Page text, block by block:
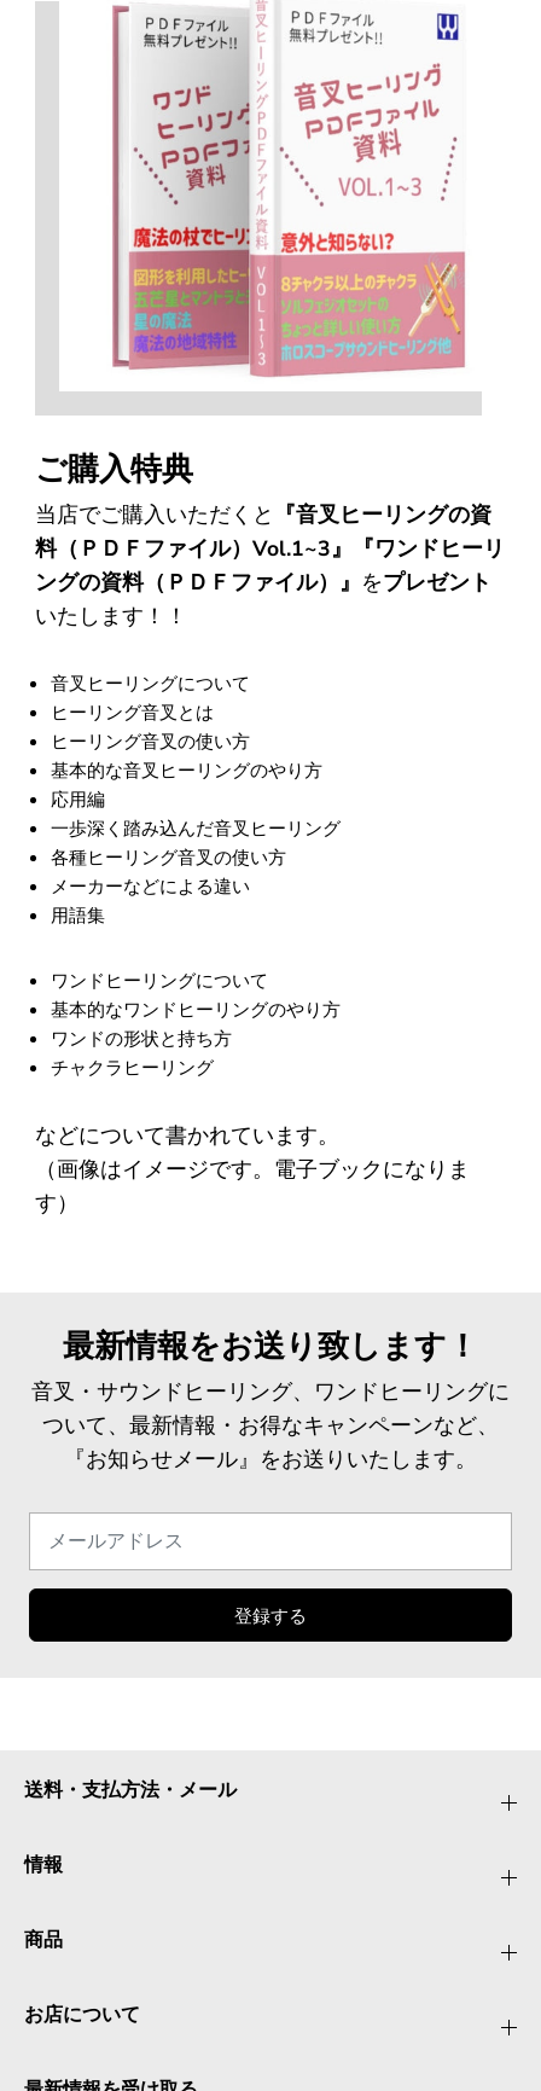
ご購入特典
当店でご購入いただくと
『音叉ヒーリングの資
料（ＰＤＦファイル）Vol.1~3』『ワンドヒーリ
ングの資料（ＰＤＦファイル）』 をプレゼント
いたします！！
音叉ヒーリングについて
ヒーリング音叉とは
ヒーリング音叉の使い方
基本的な音叉ヒーリングのやり方
応用編
一歩深く踏み込んだ音叉ヒーリング
各種ヒーリング音叉の使い方
メーカーなどによる違い
用語集
ワンドヒーリングについて
基本的なワンドヒーリングのやり方
ワンドの形状と持ち方
チャクラヒーリング
などについて書かれています。
（画像はイメージです。電子ブックになりま
す）
最新情報をお送り致します！
音叉・サウンドヒーリング、ワンドヒーリングに
ついて、最新情報・お得なキャンペーンなど、
『お知らせメール』をお送りいたします。
登録する
送料・支払方法・メール
情報
商品
お店について